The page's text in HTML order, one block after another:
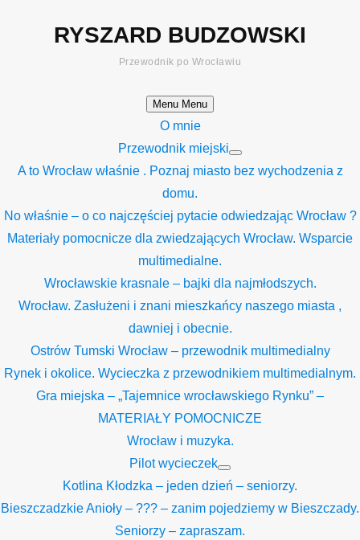
to
content
RYSZARD BUDZOWSKI
Przewodnik po Wrocławiu
Menu Menu
O mnie
Przewodnik miejski
Show
sub
A to Wrocław właśnie . Poznaj miasto bez wychodzenia z
domu.
No właśnie – o co najczęściej pytacie odwiedzając Wrocław ?
Materiały pomocnicze dla zwiedzających Wrocław. Wsparcie
multimedialne.
Wrocławskie krasnale – bajki dla najmłodszych.
Wrocław. Zasłużeni i znani mieszkańcy naszego miasta ,
dawniej i obecnie.
Ostrów Tumski Wrocław – przewodnik multimedialny
Rynek i okolice. Wycieczka z przewodnikiem multimedialnym.
Gra miejska – „Tajemnice wrocławskiego Rynku” –
MATERIAŁY POMOCNICZE
Wrocław i muzyka.
Pilot wycieczek
Show
sub
Kotlina Kłodzka – jeden dzień – seniorzy.
Bieszczadzkie Anioły – ??? – zanim pojedziemy w Bieszczady.
Seniorzy – zapraszam.